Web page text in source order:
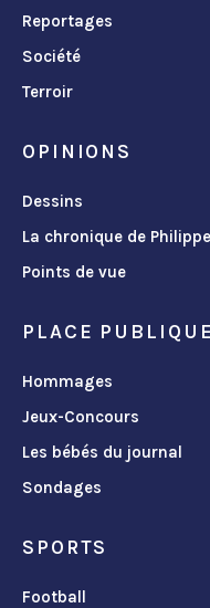
Reportages
Société
Terroir
OPINIONS
Dessins
La chronique de
Points de vue
PLACE PUBLIQUE
Hommages
Jeux-Concours
Les bébés du journal
Sondages
SPORTS
Football